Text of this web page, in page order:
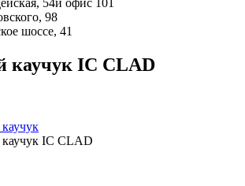
54и офис 101
98
шоссе, 41
каучук IC CLAD
IC CLAD